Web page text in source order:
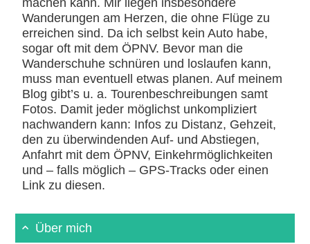
machen kann. Mir liegen insbesondere
Wanderungen am Herzen, die ohne Flüge zu
erreichen sind. Da ich selbst kein Auto habe,
sogar oft mit dem ÖPNV. Bevor man die
Wanderschuhe schnüren und loslaufen kann,
muss man eventuell etwas planen. Auf meinem
Blog gibt’s u. a. Tourenbeschreibungen samt
Fotos. Damit jeder möglichst unkompliziert
nachwandern kann: Infos zu Distanz, Gehzeit,
den zu überwindenden Auf- und Abstiegen,
Anfahrt mit dem ÖPNV, Einkehrmöglichkeiten
und – falls möglich – GPS-Tracks oder einen
Link zu diesen.
Über mich